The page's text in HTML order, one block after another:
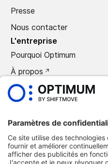
Presse
Nous contacter
L'entreprise
Pourquoi Optimum
À propos
CARRIÈRES
Presse
©2026Optimum Automotive
Politique de confidentialité